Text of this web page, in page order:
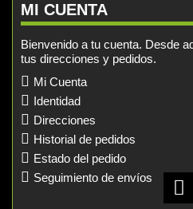
MI CUENTA
Bienvenido a tu cuenta. Desde
tus direcciones y pedidos.
Mi Cuenta
Identidad
Direcciones
Historial de pedidos
Estado del pedido
Seguimiento de envíos